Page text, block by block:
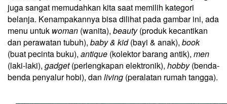
juga sangat memudahkan kita saat memilih kategori
belanja. Kenampakannya bisa dilihat pada gambar ini, ada
menu untuk woman (wanita), beauty(produk kecantikan
dan perawatan tubuh), baby & kid(bayi & anak), book
(buat pecinta buku), antique (kolektor barang antik), men
(laki-laki), gadget(perlengkapan elektronik), hobby(benda-
benda penyalur hobi), dan living (peralatan rumah tangga).